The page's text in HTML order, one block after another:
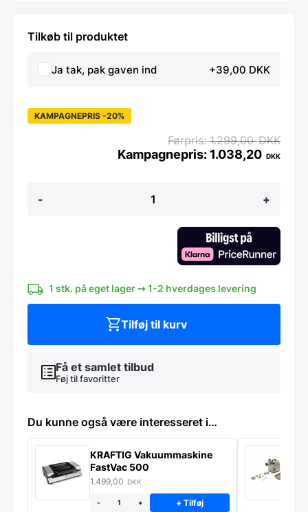
Tilkøb til produktet
Ja tak, pak gaven ind +39,00 DKK
-
20
+
KAMPAGNEPRIS -20%
1.299,00DKK
1.038,20 DKK
1 stk. på eget lager ➞ 1-2 hverdages levering
Få et samlet tilbud
Føj til favoritter
Tilføj til kurv
Du kunne også være interesseret i…
KRAFTIG Vakuummaskine
FastVac 500
1.499,00 DKK
- + + Tilføj